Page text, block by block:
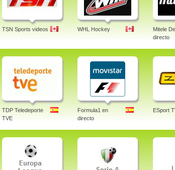
TSN Sports videos WHL Hockey
Mitele
directo
TDP Teledeporte
TVE
Formula1 en
directo
ESport